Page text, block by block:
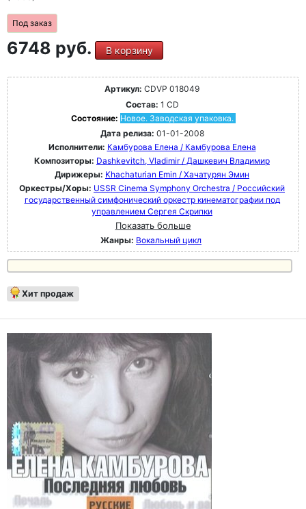
Под заказ
6748 руб. В корзину
Артикул: CDVP 018049
Состав: 1 CD
Состояние: Новое. Заводская упаковка.
Дата релиза: 01-01-2008
Исполнители: Камбурова Елена / Камбурова Елена
Композиторы: Dashkevitch, Vladimir / Дашкевич Владимир
Дирижеры: Khachaturian Emin / Хачатурян Эмин
Оркестры/Хоры: USSR Cinema Symphony Orchestra / Российский
государственный симфонический оркестр кинематографии под
управлением Сергея Скрипки
Показать больше
Жанры: Вокальный цикл
Хит продаж